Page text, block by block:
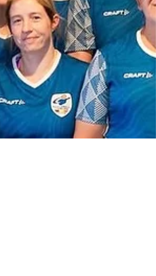
op zijn! Hun inzet en teamwork hebben